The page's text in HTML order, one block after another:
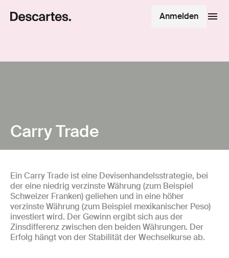
Anmelden
Carry Trade
Ein Carry Trade ist eine Devisenhandelsstrategie, bei
der eine niedrig verzinste Währung (zum Beispiel
Schweizer Franken) geliehen und in eine höher
verzinste Währung (zum Beispiel mexikanischer Peso)
investiert wird. Der Gewinn ergibt sich aus der
Zinsdifferenz zwischen den beiden Währungen. Der
Erfolg hängt von der Stabilität der Wechselkurse ab.